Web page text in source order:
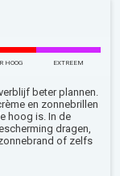
HOOG EXTREEM
beter plannen.
en zonnebrillen
hoog is. In de
dragen,
of zelfs